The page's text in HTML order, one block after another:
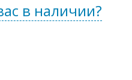
в наличии?